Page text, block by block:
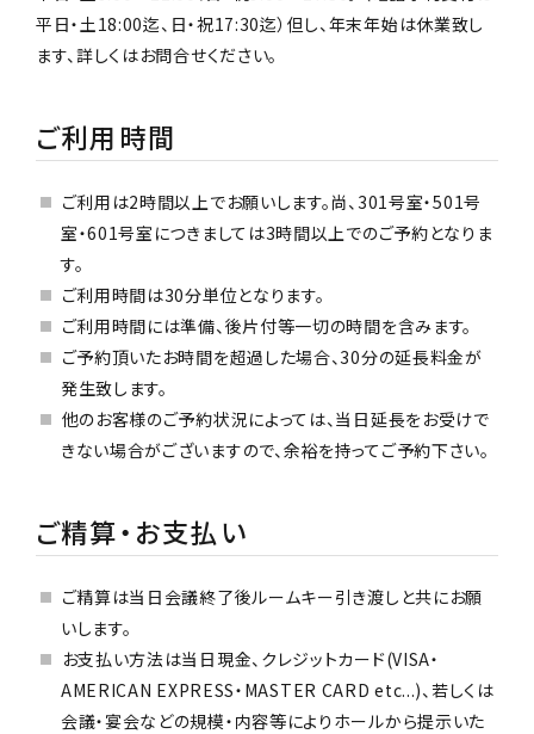
平日・土18:00迄、日・祝17:30迄） 但し、年末年始は休業致し
ます、詳しくはお問合せください。
ご利用時間
ご利用は2時間以上でお願いします。尚、301号室・501号
室・601号室につきましては3時間以上でのご予約となりま
す。
ご利用時間は30分単位となります。
ご利用時間には準備、後片付等一切の時間を含みます。
ご予約頂いたお時間を超過した場合、30分の延長料金が
発生致します。
他のお客様のご予約状況によっては、当日延長をお受けで
きない場合がございますので、余裕を持ってご予約下さい。
ご精算・お支払い
ご精算は当日会議終了後ルームキー引き渡しと共にお願
いします。
お支払い方法は当日現金、クレジットカード(VISA・
AMERICAN EXPRESS・MASTER CARD etc...)、若しくは
会議・宴会などの規模・内容等によりホールから提示いた